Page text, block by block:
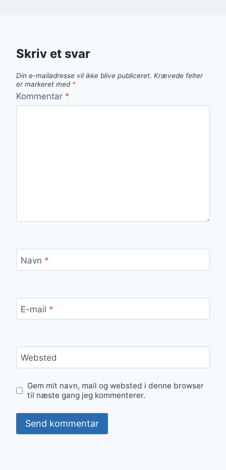
Skriv et svar
Din e-mailadresse vil ikke blive publiceret. Krævede felter
er markeret med *
Kommentar *
Navn *
E-mail *
Websted
Gem mit navn, mail og websted i denne browser
til næste gang jeg kommenterer.